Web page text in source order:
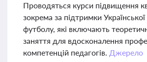
Проводяться курси підвищення
зокрема за підтримки Української
футболу, які включають
заняття для вдосконалення
компетенцій педагогів. Джерело